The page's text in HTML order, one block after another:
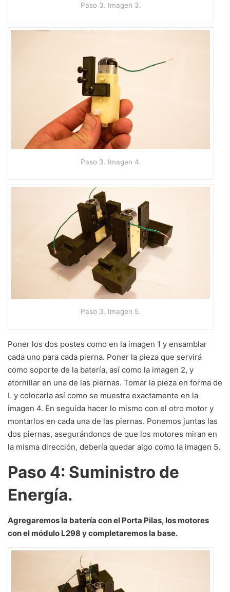
Paso 3. Imagen 3.
Paso 3. Imagen 4.
Paso 3. Imagen 5.
Poner los dos postes como en la imagen 1 y ensamblar
cada uno para cada pierna. Poner la pieza que servirá
como soporte de la batería, así como la imagen 2, y
atornillar en una de las piernas. Tomar la pieza en forma de
L y colocarla así como se muestra exactamente en la
imagen 4. En seguida hacer lo mismo con el otro motor y
montarlos en cada una de las piernas. Ponemos juntas las
dos piernas, asegurándonos de que los motores miran en
la misma dirección, debería quedar algo como la imagen 5.
Paso 4: Suministro de
Energía.
Agregaremos la batería con el Porta Pilas, los motores
con el módulo L298 y completaremos la base.